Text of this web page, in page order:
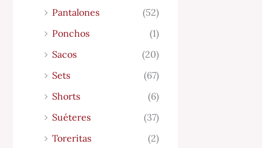
Pantalones
(52)
Ponchos
(1)
Sacos
(20)
Sets
(67)
Shorts
(6)
Suéteres
(37)
Toreritas
(2)